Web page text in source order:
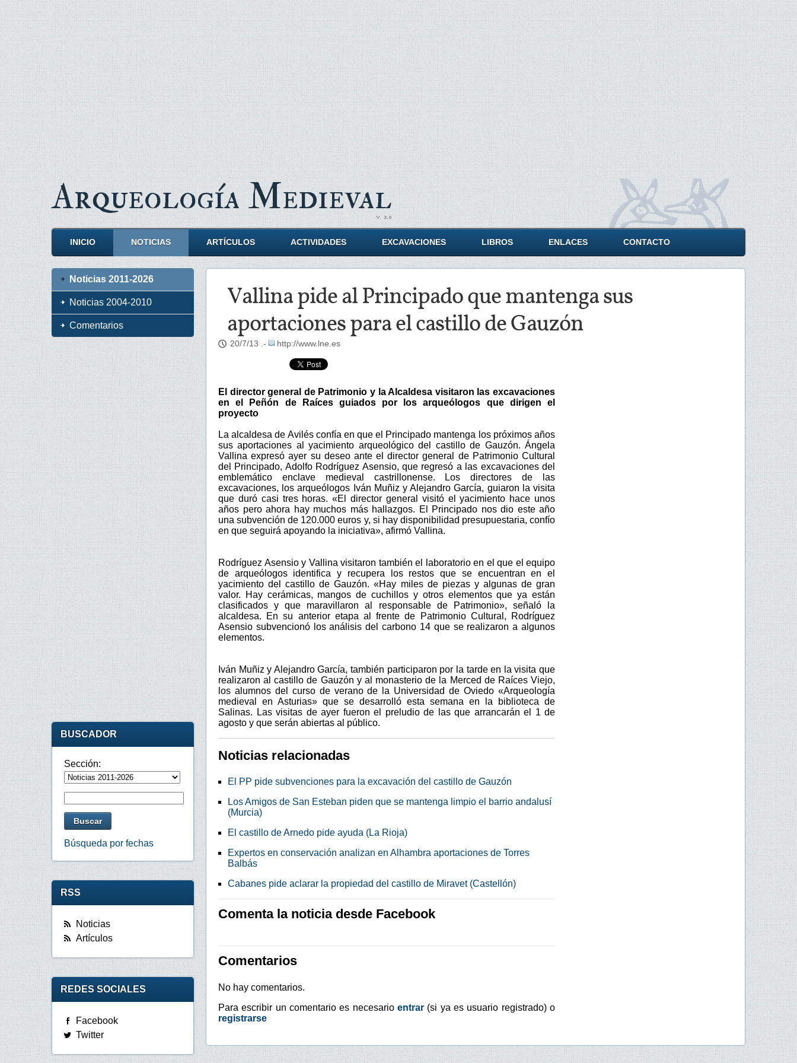
ArqueologíaMedieval
INICIO NOTICIAS ARTÍCULOS ACTIVIDADES EXCAVACIONES LIBROS ENLACES CONTACTO
Vallina pide al Principado que mantenga sus
aportaciones para el castillo de Gauzón
20/7/13 .- http://www.lne.es
El director general de Patrimonio y la Alcaldesa visitaron las excavaciones
en el Peñón de Raíces guiados por los arqueólogos que dirigen el
proyecto
La alcaldesa de Avilés confía en que el Principado mantenga los próximos años
sus aportaciones al yacimiento arqueológico del castillo de Gauzón. Ángela
Vallina expresó ayer su deseo ante el director general de Patrimonio Cultural
del Principado, Adolfo Rodríguez Asensio, que regresó a las excavaciones del
emblemático enclave medieval castrillonense. Los directores de las
excavaciones, los arqueólogos Iván Muñiz y Alejandro García, guiaron la visita
que duró casi tres horas. «El director general visitó el yacimiento hace unos
años pero ahora hay muchos más hallazgos. El Principado nos dio este año
una subvención de 120.000 euros y, si hay disponibilidad presupuestaria, confío
en que seguirá apoyando la iniciativa», afirmó Vallina.
Rodríguez Asensio y Vallina visitaron también el laboratorio en el que el equipo
de arqueólogos identifica y recupera los restos que se encuentran en el
yacimiento del castillo de Gauzón. «Hay miles de piezas y algunas de gran
valor. Hay cerámicas, mangos de cuchillos y otros elementos que ya están
clasificados y que maravillaron al responsable de Patrimonio», señaló la
alcaldesa. En su anterior etapa al frente de Patrimonio Cultural, Rodríguez
Asensio subvencionó los análisis del carbono 14 que se realizaron a algunos
elementos.
Iván Muñiz y Alejandro García, también participaron por la tarde en la visita que
realizaron al castillo de Gauzón y al monasterio de la Merced de Raíces Viejo,
los alumnos del curso de verano de la Universidad de Oviedo «Arqueología
medieval en Asturias» que se desarrolló esta semana en la biblioteca de
Salinas. Las visitas de ayer fueron el preludio de las que arrancarán el 1 de
agosto y que serán abiertas al público.
Noticias relacionadas
El PP pide subvenciones para la excavación del castillo de Gauzón
Los Amigos de San Esteban piden que se mantenga limpio el barrio andalusí
(Murcia)
El castillo de Arnedo pide ayuda (La Rioja)
Expertos en conservación analizan en Alhambra aportaciones de Torres
Balbás
Cabanes pide aclarar la propiedad del castillo de Miravet (Castellón)
Comenta la noticia desde Facebook
Comentarios
No hay comentarios.
Para escribir un comentario es necesario entrar (si ya es usuario registrado) o
registrarse
Noticias 2011-2026
Noticias 2004-2010
Comentarios
BUSCADOR
Sección:
Búsqueda por fechas
RSS
Noticias
Artículos
REDES SOCIALES
Facebook
Twitter